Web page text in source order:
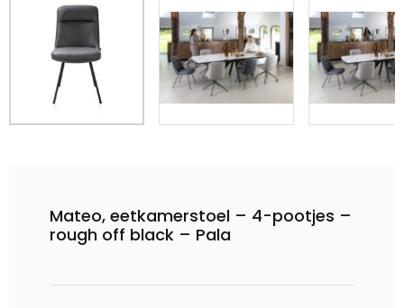
Mateo, eetkamerstoel – 4-pootjes –
rough off black – Pala